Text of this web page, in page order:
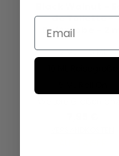
de Toilette -
Duftprobe - 2 ml
2 ML
5 ML
Email